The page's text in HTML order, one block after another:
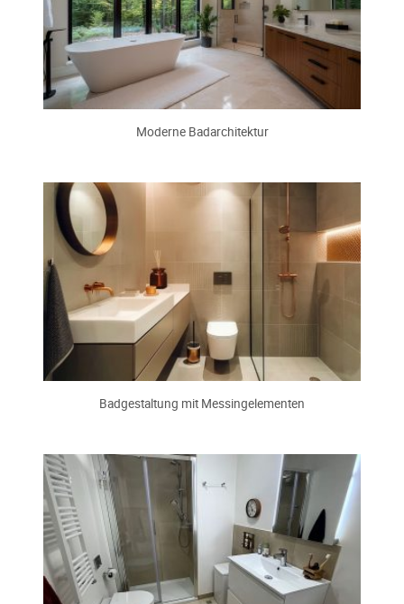
Moderne Badarchitektur
Badgestaltung mit Messingelementen